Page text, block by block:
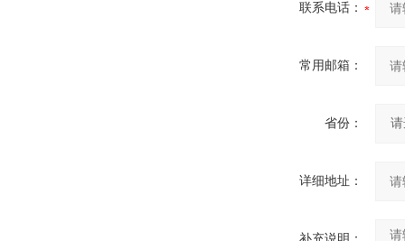
联系电话：
常用邮箱：
省份：
详细地址：